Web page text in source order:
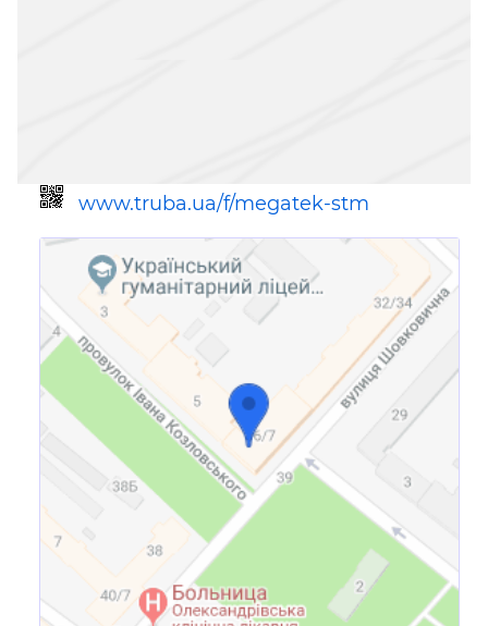
www.truba.ua/f/megatek-stm
Ссылка для мобильных устройств